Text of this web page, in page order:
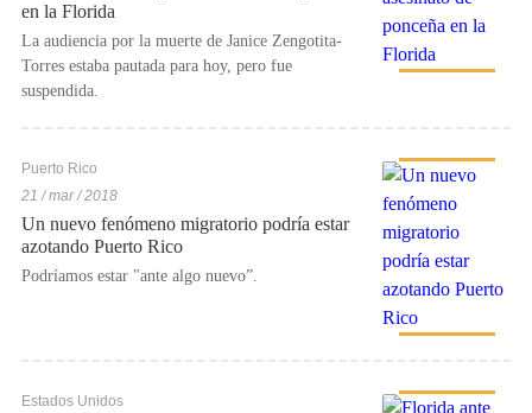
en la Florida
La audiencia por la muerte de Janice Zengotita-
Torres estaba pautada para hoy, pero fue
suspendida.
Puerto Rico
21 / mar / 2018
Un nuevo fenómeno migratorio podría estar
azotando Puerto Rico
Podríamos estar "ante algo nuevo”.
Estados Unidos